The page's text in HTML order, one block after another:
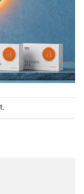
.